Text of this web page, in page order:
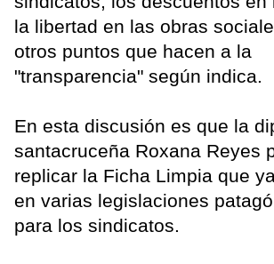
la libertad en las obras
otros puntos que hacen a la
"transparencia" según indica.
En esta discusión es que la
santacruceña Roxana Reyes
replicar la Ficha Limpia que
en varias legislaciones
para los sindicatos.